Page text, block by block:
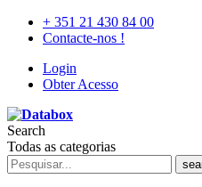
+ 351 21 430 84 00
Contacte-nos !
Login
Obter Acesso
Search
Todas as categorias